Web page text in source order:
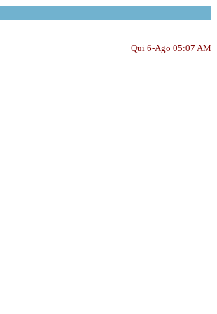
Qui 6-Ago 05:07 AM